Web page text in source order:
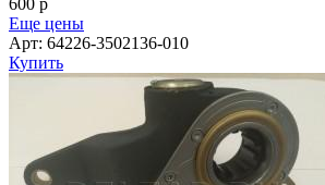
Еще цены
Арт: 64226-3502136-010
Купить